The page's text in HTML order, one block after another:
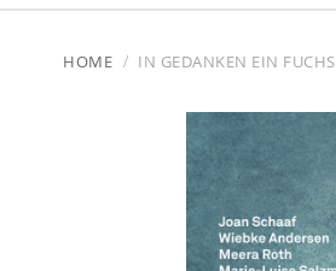
HOME IN GEDANKEN EIN FUCHS